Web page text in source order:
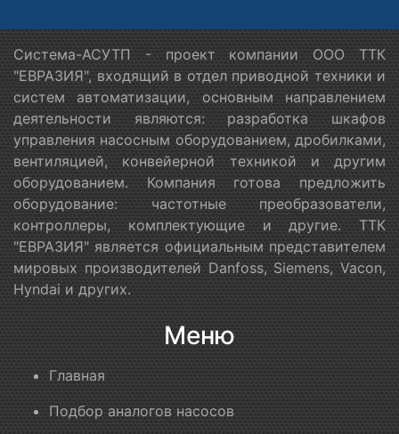
Система-АСУТП - проект компании ООО ТТК
"ЕВРАЗИЯ", входящий в отдел приводной техники и
систем автоматизации, основным направлением
деятельности являются: разработка шкафов
управления насосным оборудованием, дробилками,
вентиляцией, конвейерной техникой и другим
оборудованием. Компания готова предложить
оборудование: частотные преобразователи,
контроллеры, комплектующие и другие. ТТК
"ЕВРАЗИЯ" является официальным представителем
мировых производителей Danfoss, Siemens, Vacon,
Hyndai и других.
Меню
Главная
Подбор аналогов насосов